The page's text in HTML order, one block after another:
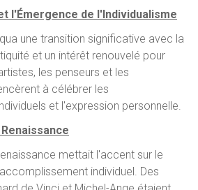
l'Émergence de l'Individualisme
une transition significative avec la
et un intérêt renouvelé pour
les penseurs et les
à célébrer les
et l'expression personnelle.
mettait l'accent sur le
individuel. Des